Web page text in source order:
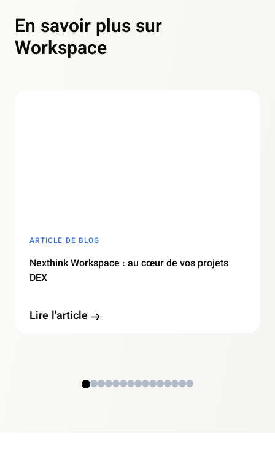
En savoir plus sur
Workspace
ARTICLE DE BLOG
Nexthink Workspace : au cœur de vos projets
DEX
Lire l'article